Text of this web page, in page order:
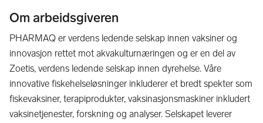
Om arbeidsgiveren
PHARMAQ er verdens ledende selskap innen vaksiner og
innovasjon rettet mot akvakulturnæringen og er en del av
Zoetis, verdens ledende selskap innen dyrehelse. Våre
innovative fiskehelseløsninger inkluderer et bredt spekter som
fiskevaksiner, terapiprodukter, vaksinasjonsmaskiner inkludert
vaksinetjenester, forskning og analyser. Selskapet leverer